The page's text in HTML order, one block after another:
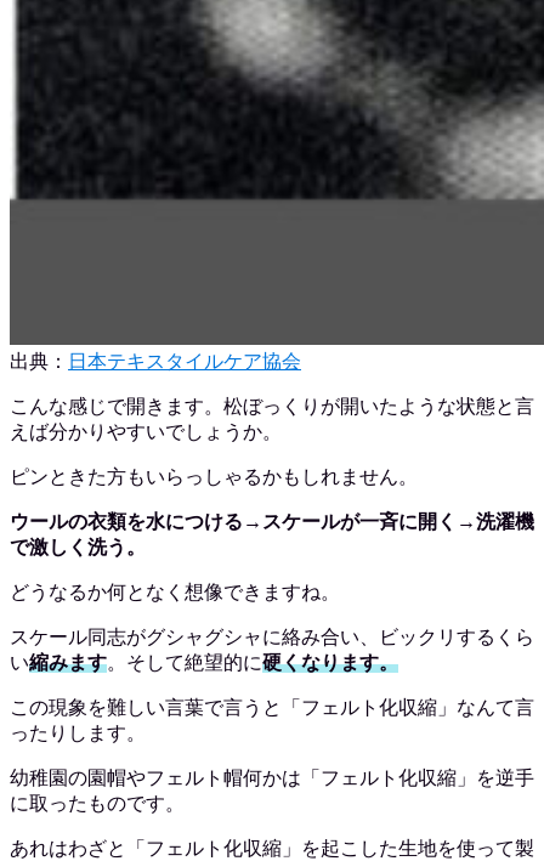
出典： 日本テキスタイルケア協会
こんな感じで開きます。松ぼっくりが開いたような状態と言
えば分かりやすいでしょうか。
ピンときた方もいらっしゃるかもしれません。
ウールの衣類を水につける→スケールが一斉に開く→洗濯機
で激しく洗う。
どうなるか何となく想像できますね。
スケール同志がグシャグシャに絡み合い、ビックリするくら
い縮みます。そして絶望的に硬くなります。
この現象を難しい言葉で言うと「フェルト化収縮」なんて言
ったりします。
幼稚園の園帽やフェルト帽何かは「フェルト化収縮」を逆手
に取ったものです。
あれはわざと「フェルト化収縮」を起こした生地を使って製